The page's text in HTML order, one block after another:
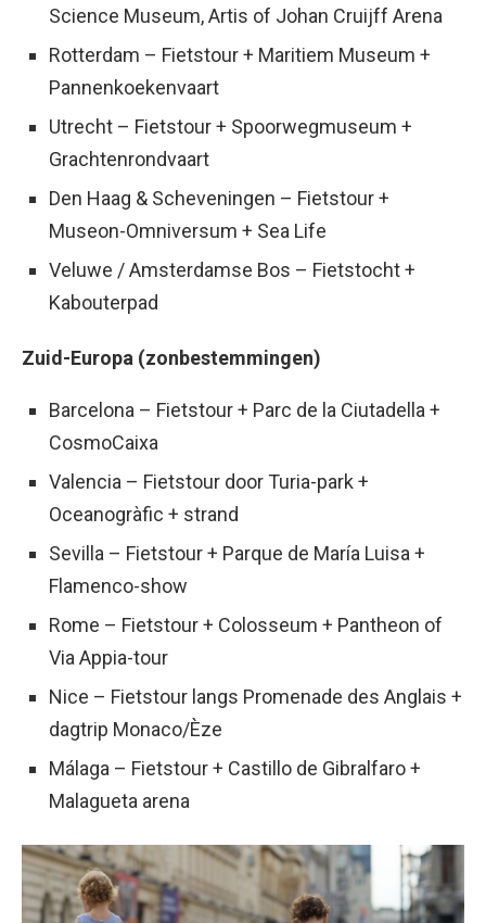
Science Museum, Artis of Johan Cruijff Arena
Rotterdam – Fietstour + Maritiem Museum +
Pannenkoekenvaart
Utrecht – Fietstour + Spoorwegmuseum +
Grachtenrondvaart
Den Haag & Scheveningen – Fietstour +
Museon-Omniversum + Sea Life
Veluwe / Amsterdamse Bos – Fietstocht +
Kabouterpad
Zuid-Europa (zonbestemmingen)
Barcelona – Fietstour + Parc de la Ciutadella +
CosmoCaixa
Valencia – Fietstour door Turia-park +
Oceanogràfic + strand
Sevilla – Fietstour + Parque de María Luisa +
Flamenco-show
Rome – Fietstour + Colosseum + Pantheon of
Via Appia-tour
Nice – Fietstour langs Promenade des Anglais +
dagtrip Monaco/Èze
Málaga – Fietstour + Castillo de Gibralfaro +
Malagueta arena